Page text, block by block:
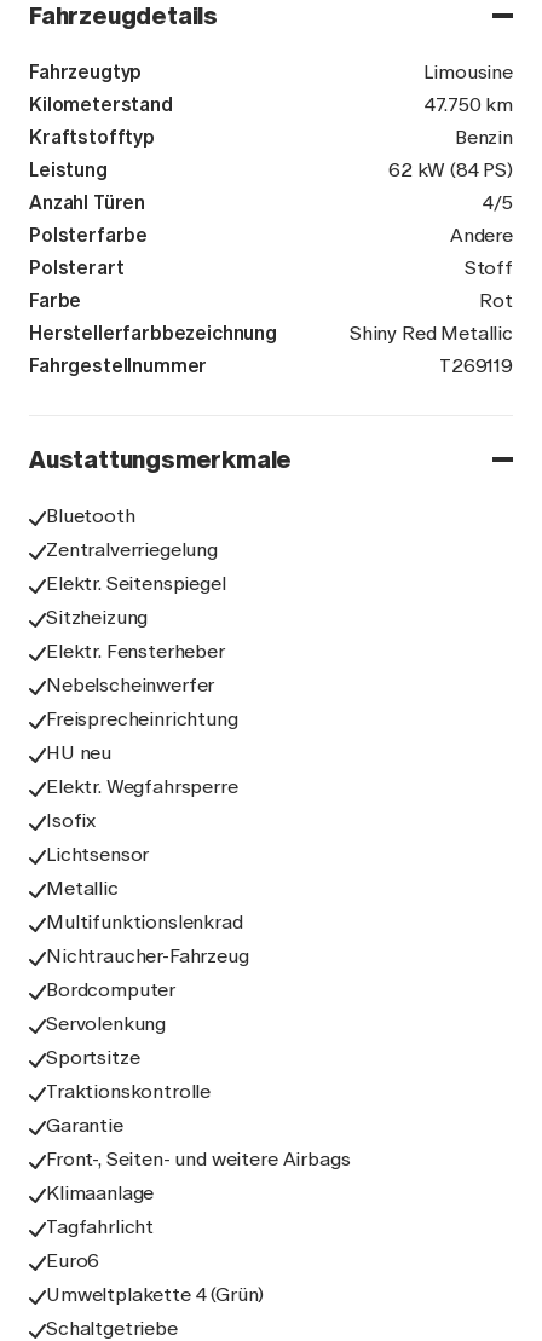
Fahrzeugdetails
Fahrzeugtyp
Limousine
Kilometerstand
47.750 km
Kraftstofftyp
Benzin
Leistung
62 kW (84 PS)
Anzahl Türen
4/5
Polsterfarbe
Andere
Polsterart
Stoff
Farbe
Rot
Herstellerfarbbezeichnung
Shiny Red Metallic
Fahrgestellnummer
T269119
Austattungsmerkmale
Bluetooth
Zentralverriegelung
Elektr. Seitenspiegel
Sitzheizung
Elektr. Fensterheber
Nebelscheinwerfer
Freisprecheinrichtung
HU neu
Elektr. Wegfahrsperre
Isofix
Lichtsensor
Metallic
Multifunktionslenkrad
Nichtraucher-Fahrzeug
Bordcomputer
Servolenkung
Sportsitze
Traktionskontrolle
Garantie
Front-, Seiten- und weitere Airbags
Klimaanlage
Tagfahrlicht
Euro6
Umweltplakette 4 (Grün)
Schaltgetriebe